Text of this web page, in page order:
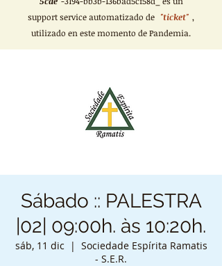
support service automatizado de "ticket" ,
utilizado en este momento de Pandemia.
Sábado :: PALESTRA
|02| 09:00h. às 10:20h.
sáb, 11 dic
  |
Sociedade Espírita Ramatis
- S.E.R.